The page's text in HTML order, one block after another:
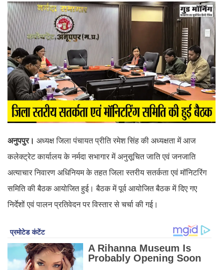
अनुपपुर। अध्यक्ष जिला पंचायत प्रीति रमेश सिंह की अध्यक्षता में आज
कलेक्ट्रेट कार्यालय के नर्मदा सभागार में अनुसूचित जाति एवं जनजाति
अत्याचार निवारण अधिनियम के तहत जिला स्तरीय सतर्कता एवं मॉनिटरिंग
समिति की बैठक आयोजित हुई। बैठक में पूर्व आयोजित बैठक में दिए गए
निर्देशों एवं पालन प्रतिवेदन पर विस्तार से चर्चा की गई।